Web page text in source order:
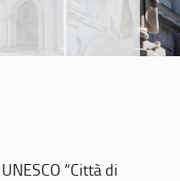
“Città di